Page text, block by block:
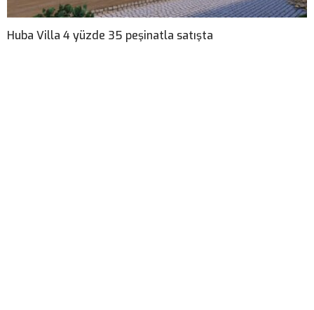
Huba Villa 4 yüzde 35 peşinatla satışta